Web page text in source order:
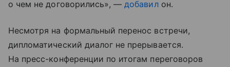
о чем не договорились», —добавилон.
Несмотря на формальный перенос встречи,
дипломатический диалог не прерывается.
На пресс-конференции по итогам переговоров